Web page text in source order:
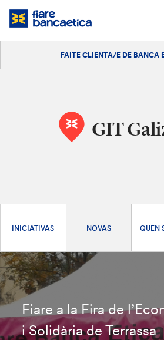
Saltar
FAITE CLIENTA/E DE BANCA
GIT
INICIATIVAS NOVAS QUEN
Fiare a la Fira de
i Solidària de Terrassa